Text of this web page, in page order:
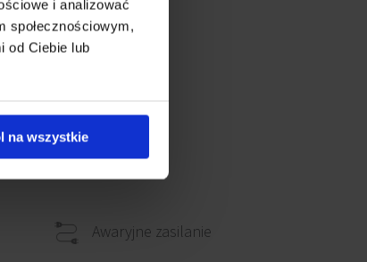
i analizować
społecznościowym,
od Ciebie lub
na wszystkie
Awaryjne zasilanie